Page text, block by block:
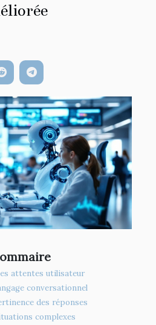
attentes utilisateur
conversationnel
des réponses
complexes